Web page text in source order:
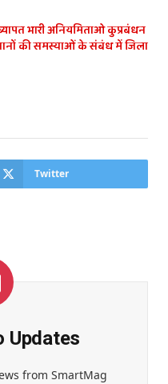
भारी अनियमिताओ कुप्रबंधन
की समस्याओं के संबंध में जिला
Twitter
Updates
from SmartMag